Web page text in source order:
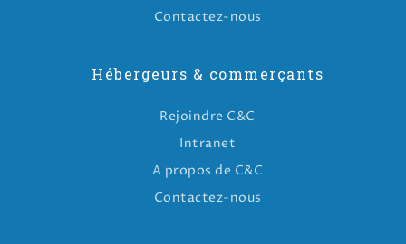
Contactez-nous
Hébergeurs & commerçants
Rejoindre C&C
Intranet
A propos de C&C
Contactez-nous